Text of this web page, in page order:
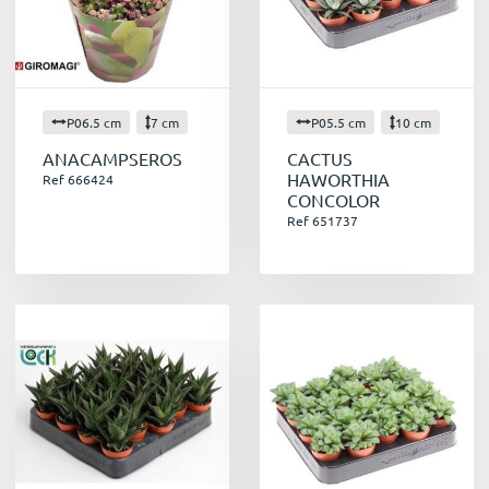
succulentes.
P06.5 cm 7 cm
ANACAMPSEROS
Ref 666424
P05.5 cm 10 cm
CACTUS
HAWORTHIA
CONCOLOR
Ref 651737